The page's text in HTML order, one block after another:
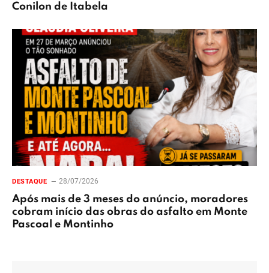
Conilon de Itabela
DESTAQUE 28/07/2026
Após mais de 3 meses do anúncio, moradores
cobram início das obras do asfalto em Monte
Pascoal e Montinho